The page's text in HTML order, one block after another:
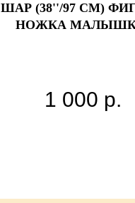
ШАР (38''/97 СМ)
НОЖКА
1 000 р.